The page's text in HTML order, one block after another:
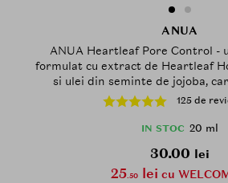
ANUA
ANUA Heartleaf Pore Control -
formulat cu extract de Heartleaf
si ulei din seminte de jojoba,
indepartarea machiajului si a
mentinerea pielii curate
125 de
IN STOC 20 ml
30.00 lei
25.50lei cu